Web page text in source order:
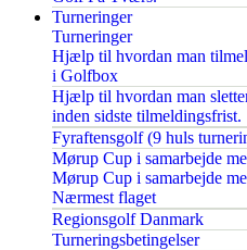
Turneringer
Turneringer
Hjælp til hvordan man
i Golfbox
Hjælp til hvordan man
inden sidste tilmeldingsfrist.
Fyraftensgolf (9 huls
Mørup Cup i samarbejde
Mørup Cup i samarbejde
Nærmest flaget
Regionsgolf Danmark
Turneringsbetingelser